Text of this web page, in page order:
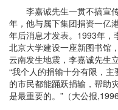
李嘉诚先生一贯不搞宣传
年，他与属下集团捐资一亿
年后消息才发表。1993年，
北京大学建设一座新图书馆
云南发生地震，李嘉诚先生
“我个人的捐输十分有限，
的市民都能踊跃捐输，帮助
是最重要的。”（大公报